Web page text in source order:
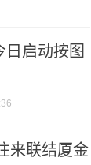
日启动按图
来联结厦金